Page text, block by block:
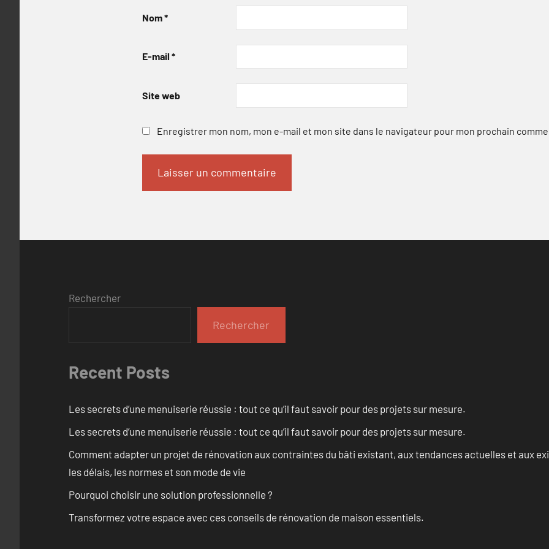
Nom*
E-mail *
Site web
Enregistrer mon nom, mon e-mail et mon site dans le navigateur pour mon prochain
Rechercher
Rechercher
Recent Posts
Les secrets d’une menuiserie réussie : tout ce qu’il faut savoir pour des projets sur mesure.
Les secrets d’une menuiserie réussie : tout ce qu’il faut savoir pour des projets sur mesure.
Comment adapter un projet de rénovation aux contraintes du bâti existant, aux tendances actuelles et aux
les délais, les normes et son mode de vie
Pourquoi choisir une solution professionnelle ?
Transformez votre espace avec ces conseils de rénovation de maison essentiels.